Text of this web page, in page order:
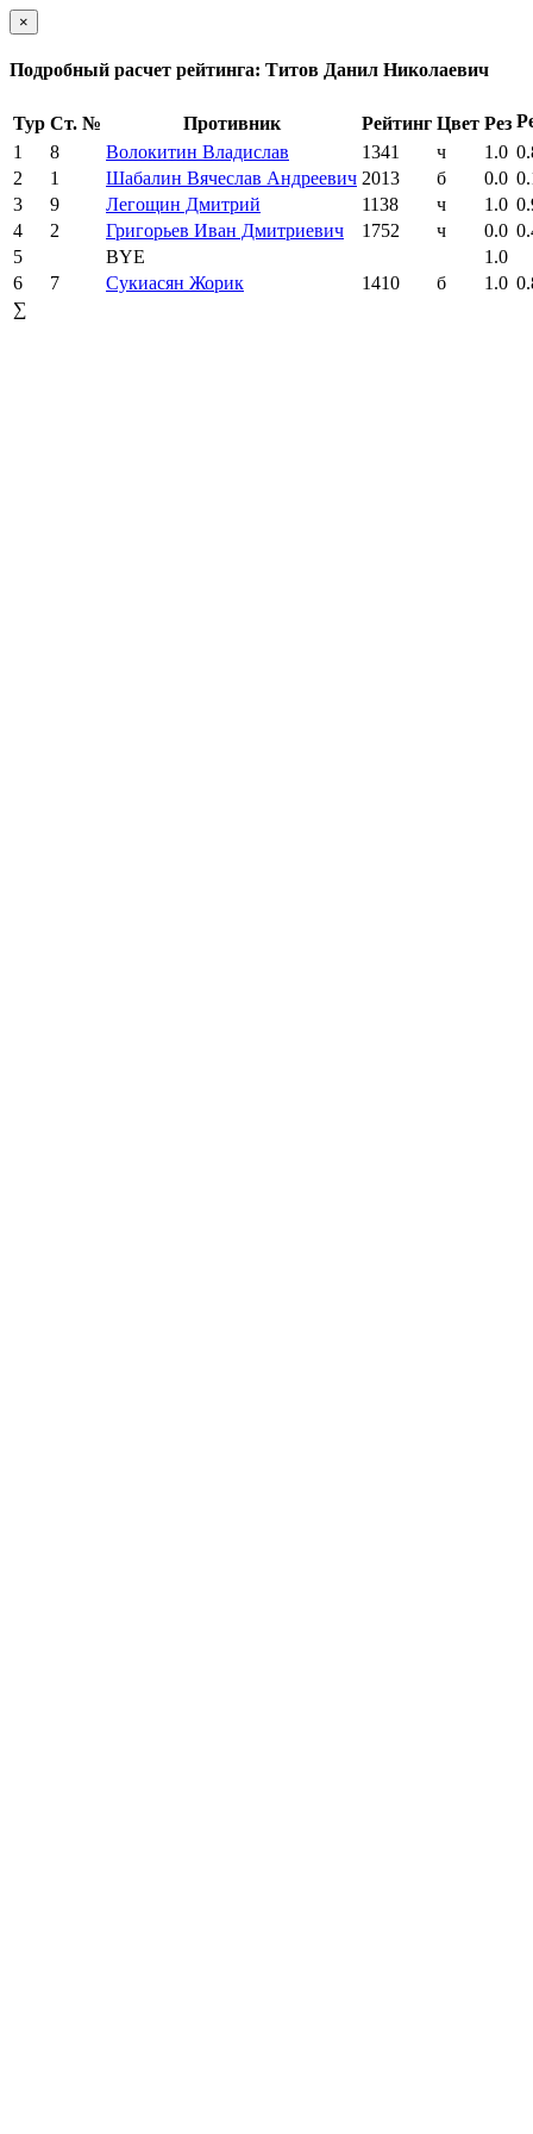
×
Подробный расчет рейтинга: Титов Данил Николаевич
Тур Ст. № Противник Рейтинг Цвет Рез
1
8 Волокитин Владислав 1341 ч 1.0
2
1 Шабалин Вячеслав Андреевич 2013 б 0.0
3
9 Легощин Дмитрий 1138 ч 1.0
4
2 Григорьев Иван Дмитриевич 1752 ч 0.0
5
BYE
1.0
6
7 Сукиасян Жорик 1410 б 1.0
∑